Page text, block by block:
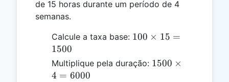
de 15 horas durante um período de 4
semanas.
Calcule a taxa base: 100
15 =
1500
100 × 15 =
1500
Multiplique pela duração: 1500
1500 ×
4 = 6000